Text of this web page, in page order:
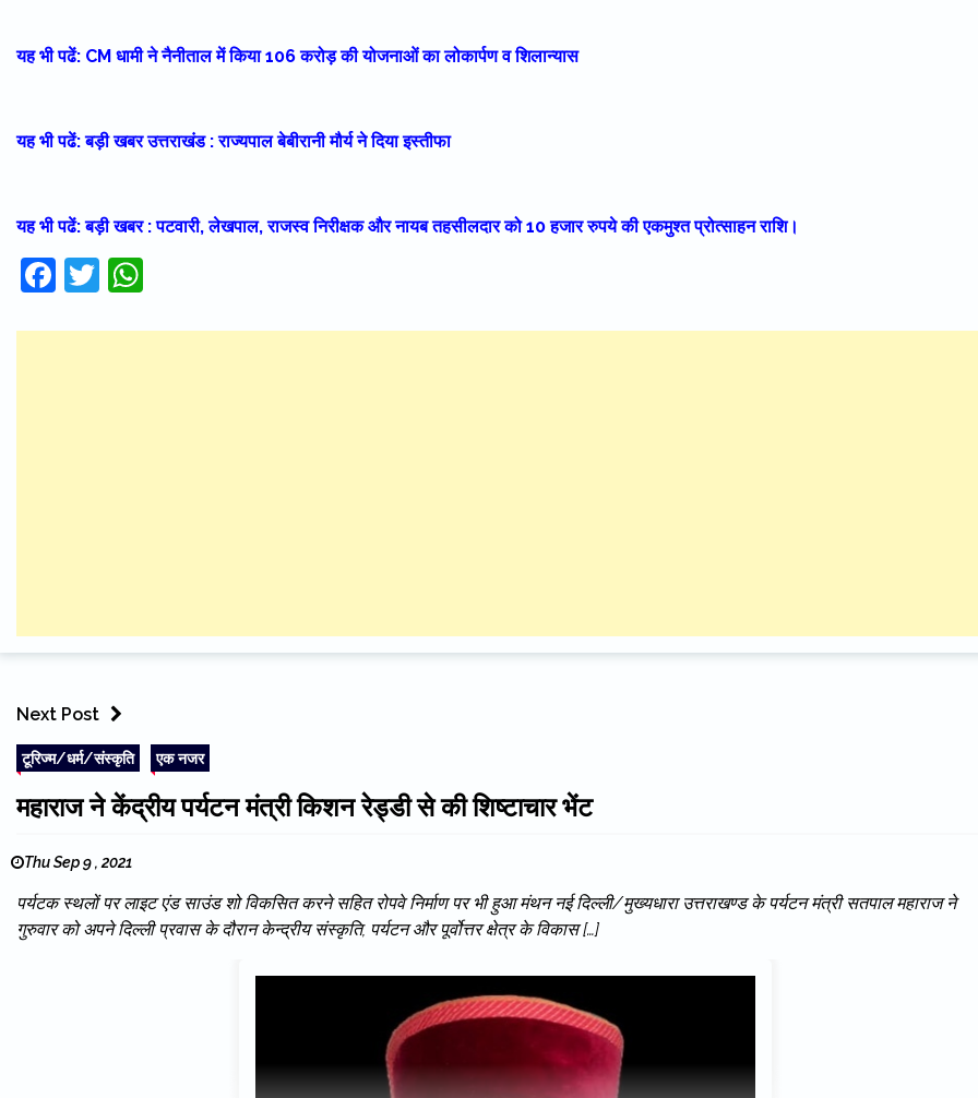
यह भी पढें: CM धामी ने नैनीताल में किया 106 करोड़ की योजनाओं का लोकार्पण व शिलान्यास
यह भी पढें: बड़ी खबर उत्तराखंड : राज्यपाल बेबीरानी मौर्य ने दिया इस्तीफा
यह भी पढें: बड़ी खबर : पटवारी, लेखपाल, राजस्व निरीक्षक और नायब तहसीलदार को 10 हजार रुपये की एकमुश्त प्रोत्साहन राशि।
Facebook
Twitter
Next Post
टूरिज्म/धर्म/संस्कृति एक नजर
महाराज ने केंद्रीय पर्यटन मंत्री किशन रेड्डी से की शिष्टाचार भेंट
Thu Sep 9 , 2021
पर्यटक स्थलों पर लाइट एंड साउंड शो विकसित करने सहित रोपवे निर्माण पर भी हुआ मंथन नई दिल्ली/मुख्यधारा उत्तराखण्ड के पर्यटन मंत्री सतपाल महाराज ने
गुरुवार को अपने दिल्ली प्रवास के दौरान केन्द्रीय संस्कृति, पर्यटन और पूर्वोत्तर क्षेत्र के विकास […]